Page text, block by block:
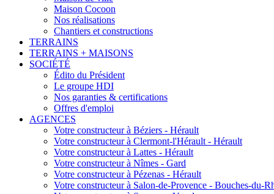
Maison Cocoon
Nos réalisations
Chantiers et constructions
TERRAINS
TERRAINS + MAISONS
SOCIÉTÉ
Édito du Président
Le groupe HDI
Nos garanties & certifications
Offres d'emploi
AGENCES
Votre constructeur à Béziers - Hérault
Votre constructeur à Clermont-l'Hérault - Hérault
Votre constructeur à Lattes - Hérault
Votre constructeur à Nîmes - Gard
Votre constructeur à Pézenas - Hérault
Votre constructeur à Salon-de-Provence - Bouches-du-